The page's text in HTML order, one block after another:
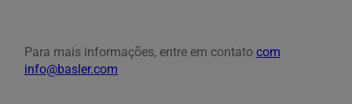
Para mais informações, entre em contato com
info@basler.com